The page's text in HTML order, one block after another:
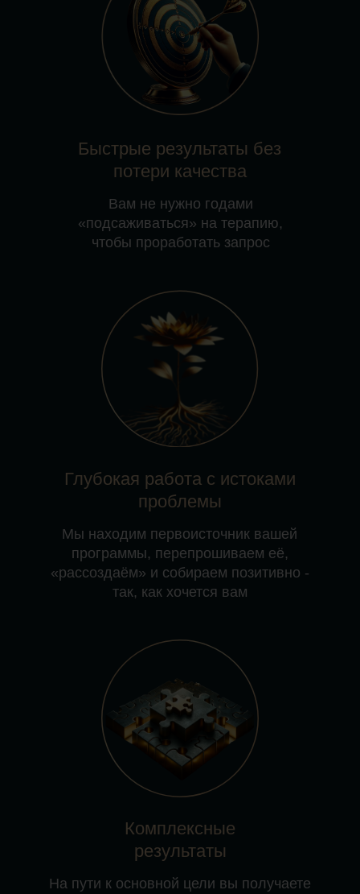
+7 499 647-48-62
info@ollyrussia.ru
ИП Семенихина Ольга Геннадьевна
Оферта
Политика в отношении обработки
персональных данных
Правила оплаты
для звонков по Москве